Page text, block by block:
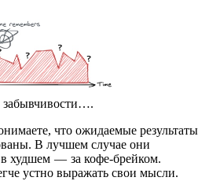
забывчивости….
что ожидаемые результаты
В лучшем случае они
худшем — за кофе-брейком.
устно выражать свои мысли.